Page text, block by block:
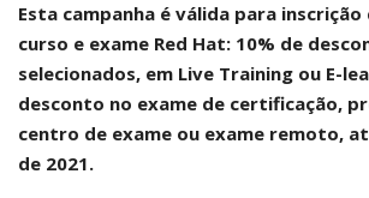
Esta campanha é válida para
curso e exame Red Hat: 10% de
selecionados, em Live Training ou E-
desconto no exame de certificação,
centro de exame ou exame remoto,
de 2021.